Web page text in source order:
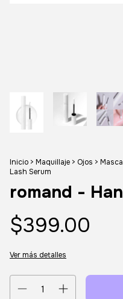
Inicio > Maquillaje > Ojos >
Lash Serum
romand -
$399.00
Ver más detalles